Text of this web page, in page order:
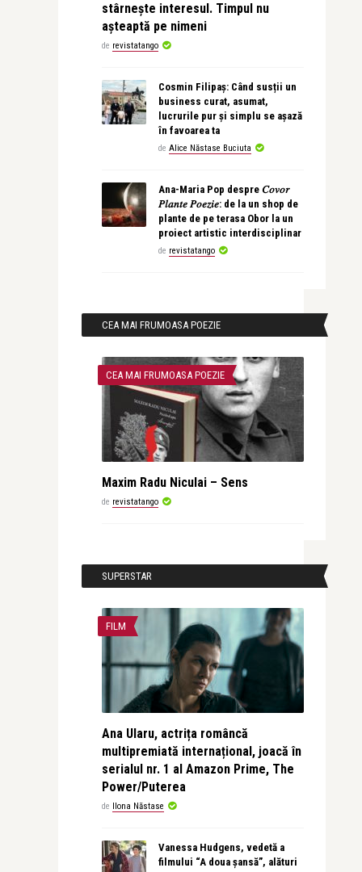
stârnește interesul. Timpul nu
așteaptă pe nimeni
de revistatango
Cosmin Filipaș: Când susții un
business curat, asumat,
lucrurile pur și simplu se așază
în favoarea ta
de Alice Năstase Buciuta
Ana-Maria Pop despre 𝐶𝑜𝑣𝑜𝑟
𝑃𝑙𝑎𝑛𝑡𝑒 𝑃𝑜𝑒𝑧𝑖𝑒: de la un shop de
plante de pe terasa Obor la un
proiect artistic interdisciplinar
de revistatango
CEA MAI FRUMOASA POEZIE
CEA MAI FRUMOASA POEZIE
Maxim Radu Niculai – Sens
de revistatango
SUPERSTAR
FILM
Ana Ularu, actrița româncă
multipremiată internațional, joacă în
serialul nr. 1 al Amazon Prime, The
Power/Puterea
de Ilona Năstase
Vanessa Hudgens, vedetă a
filmului “A doua șansă”, alături